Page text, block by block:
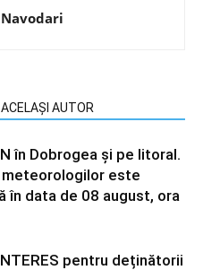
AUTOR
în Dobrogea și pe litoral.
este
în data de 08 august, ora
pentru deținătorii